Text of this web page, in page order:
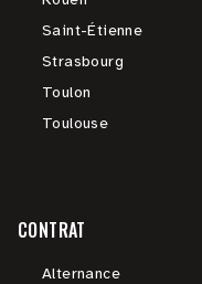
Saint-Étienne
Strasbourg
Toulon
Toulouse
CONTRAT
Alternance